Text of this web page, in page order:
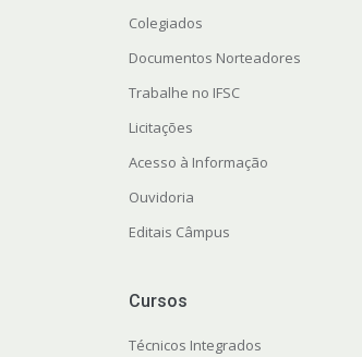
Colegiados
Documentos Norteadores
Trabalhe no IFSC
Licitações
Acesso à Informação
Ouvidoria
Editais Câmpus
Cursos
Técnicos Integrados